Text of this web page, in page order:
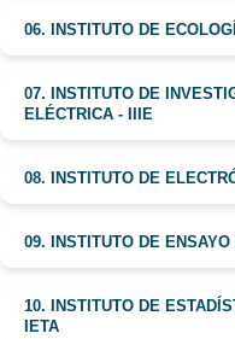
06. INSTITUTO DE
07. INSTITUTO DE
ELÉCTRICA - IIIE
08. INSTITUTO DE
09. INSTITUTO DE
10. INSTITUTO DE
IETA